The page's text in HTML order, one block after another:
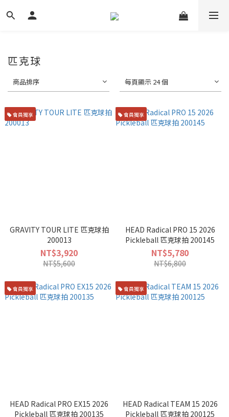
匹克球
商品排序 每頁顯示 24 個
會員獨享
GRAVITY TOUR LITE 匹克球拍
200013
NT$3,920
NT$5,600
會員獨享
HEAD Radical PRO 15 2026
Pickleball 匹克球拍 200145
NT$5,780
NT$6,800
會員獨享
HEAD Radical PRO EX15 2026
Pickleball 匹克球拍 200135
會員獨享
HEAD Radical TEAM 15 2026
Pickleball 匹克球拍 200125